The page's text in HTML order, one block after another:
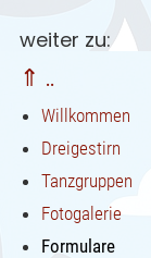
weiter zu:
⇑ ..
Willkommen
Dreigestirn
Tanzgruppen
Fotogalerie
Formulare